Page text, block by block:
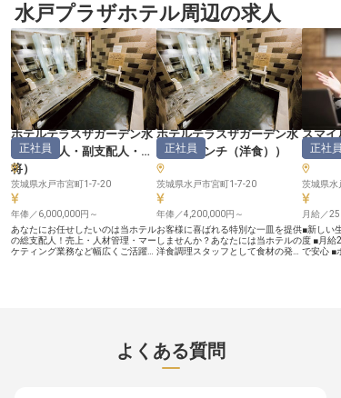
るおもてなしを追求するフロント業
務】 ホテルの「顔」として、お客
様を温かくお迎えし、心に残る滞在
を演出するフロント業務をお任せし
ます。 チェックインからチェック
アウトまで、お客様一人ひとりに寄
り添ったきめ細やかなサービスを提
供してください。 ロビーでのアテ
ンドや予約管理といった事務処理
も、お客様の快適さを支える大切な
仕事です。 お客様の笑顔を直接見
られるやりがいを感じながら、おも
てなしのプロフェッショナルを目指
せる環境です。 ーー【キャリアを
育み、働きがいを感じる職場環境】
当社では、あなたの経験や能力を高
く評価し、勤続年数に関わらず責任
あるポジションへの積極的な登用を
推進しています。 宿泊プランの企
画立案やレベニューコントロールな
ど、部門運営の根幹に関わる機会も
豊富にあり、サービス業の奥深さを
実感できます。 県外からのご応募
の方には住居の相談も承っており、
す。ベテランのスタッフが業務サポ
ートにつき、業務内容を丁寧に指導
します。きめ細かなホスピタリティ
ーで、感動を生むサービスを提供し
ませんか？※この求人は2024年1月
19日時点の情報です
ト対応は
要望に
ートす
りがと
がいと
なしの
ひととき
ーー【
ト体制
未経験の
きるよう
導しま
ルやコミ
ながら、
けられま
があり、
がら働け
を応援
パスを
年12月
水戸プラザホテル周辺の求人
ホテルテラスザガーデン水
戸（支配人・副支配人・女
将）
正社員
茨城県水戸市宮町1-7-20
年俸／6,000,000円～
あなたにお任せしたいのは当ホテル
の総支配人！売上・人材管理・マー
ケティング業務など幅広くご活躍い
な場所にあるホテルです。※この求
人は2024年1月19日時点の情報で
ホテルテラスザガーデン水
戸（フレンチ（洋食） ）
正社員
茨城県水戸市宮町1-7-20
年俸／4,200,000円～
お客様に喜ばれる特別な一皿を提供
しませんか？あなたには当ホテルの
洋食調理スタッフとして食材の発注
多くのお客様に利用されています。
※この求人は2024年1月19日時点の
情報です
スマイ
人・
正社員
茨城県水
月給／
■新しい
度 ■月給
で安心 ■
よくある質問